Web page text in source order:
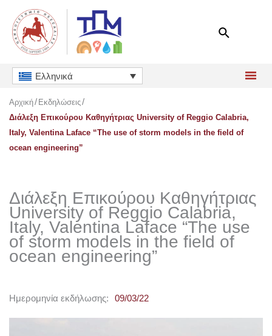
περιεχόμενο
Ελληνικά
Αρχική Εκδηλώσεις
Διάλεξη Επικούρου Καθηγήτριας University of Reggio Calabria,
Italy, Valentina Laface “The use of storm models in the field of
ocean engineering”
Διάλεξη Επικούρου Καθηγήτριας
University of Reggio Calabria,
Italy, Valentina Laface “The use
of storm models in the field of
ocean engineering”
Ημερομηνία εκδήλωσης: 09/03/22